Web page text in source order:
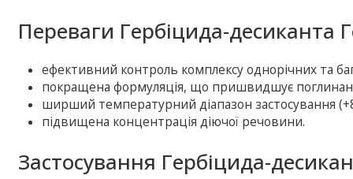
Переваги Гербіцида-десиканта
ефективний контроль комплексу однорічних та
покращена формуляція, що пришвидшує
ширший температурний діапазон застосування
підвищена концентрація діючої речовини.
Застосування Гербіцида-